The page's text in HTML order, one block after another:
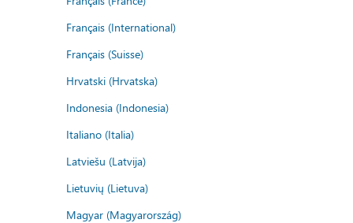
Français (International)
Français (Suisse)
Hrvatski (Hrvatska)
Indonesia (Indonesia)
Italiano (Italia)
Latviešu (Latvija)
Lietuvių (Lietuva)
Magyar (Magyarország)